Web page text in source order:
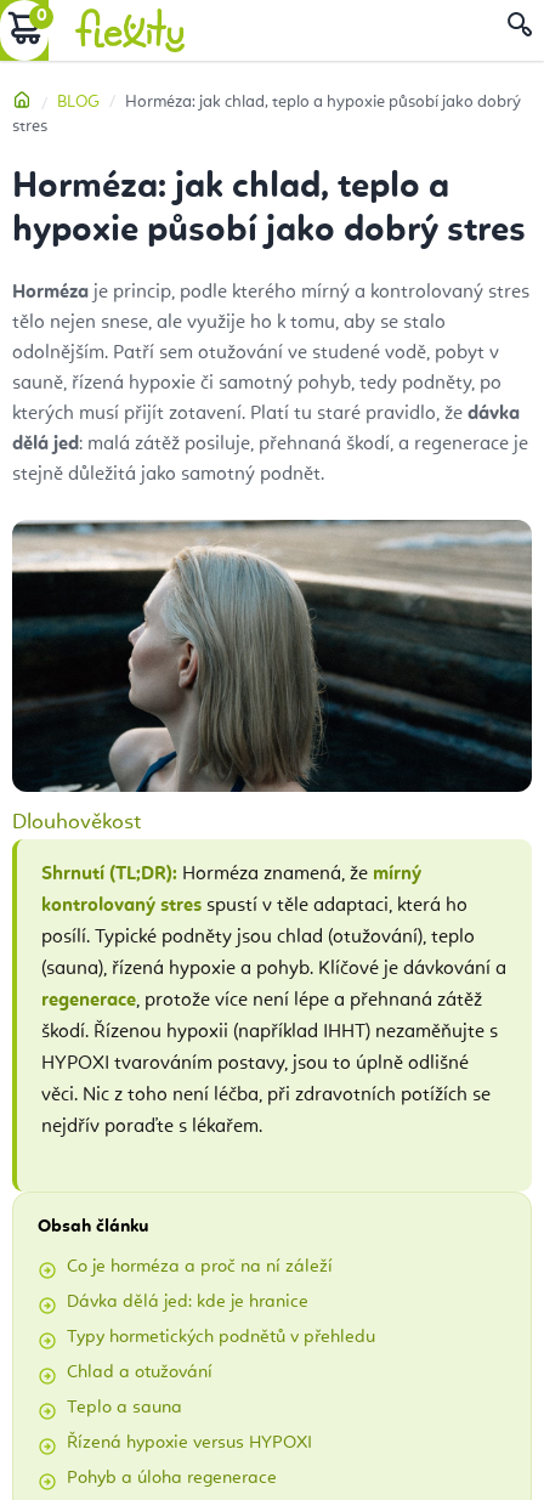
Přejít
na
NÁKUPNÍ
DomůBLOG
Horméza: jak chlad, teplo a hypoxie působí jako dobrý
stres
Horméza: jak chlad, teplo a
hypoxie působí jako dobrý stres
Horméza je princip, podle kterého mírný a kontrolovaný stres
tělo nejen snese, ale využije ho k tomu, aby se stalo
odolnějším. Patří sem otužování ve studené vodě, pobyt v
sauně, řízená hypoxie či samotný pohyb, tedy podněty, po
kterých musí přijít zotavení. Platí tu staré pravidlo, že dávka
dělá jed: malá zátěž posiluje, přehnaná škodí, a regenerace je
stejně důležitá jako samotný podnět.
Dlouhověkost
Shrnutí (TL;DR): Horméza znamená, že mírný
kontrolovaný stres spustí v těle adaptaci, která ho
posílí. Typické podněty jsou chlad (otužování), teplo
(sauna), řízená hypoxie a pohyb. Klíčové je dávkování a
regenerace, protože více není lépe a přehnaná zátěž
škodí. Řízenou hypoxii (například IHHT) nezaměňujte s
HYPOXI tvarováním postavy, jsou to úplně odlišné
věci. Nic z toho není léčba, při zdravotních potížích se
nejdřív poraďte s lékařem.
Obsah článku
Co je horméza a proč na ní záleží
Dávka dělá jed: kde je hranice
Typy hormetických podnětů v přehledu
Chlad a otužování
Teplo a sauna
Řízená hypoxie versus HYPOXI
Pohyb a úloha regenerace